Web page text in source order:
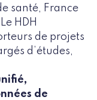
santé, France
HDH
de projets
d’études,
de